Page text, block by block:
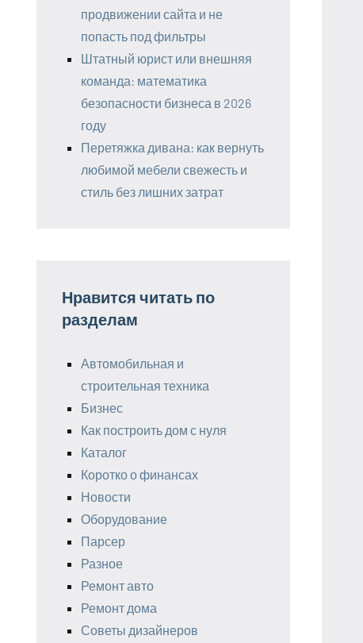
продвижении сайта и не
попасть под фильтры
Штатный юрист или внешняя
команда: математика
безопасности бизнеса в 2026
году
Перетяжка дивана: как вернуть
любимой мебели свежесть и
стиль без лишних затрат
Нравится читать по
разделам
Автомобильная и
строительная техника
Бизнес
Как построить дом с нуля
Каталог
Коротко о финансах
Новости
Оборудование
Парсер
Разное
Ремонт авто
Ремонт дома
Советы дизайнеров